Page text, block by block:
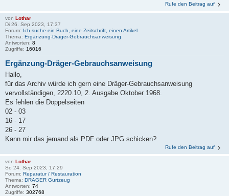
Rufe den Beitrag auf
von Lothar
Di 26. Sep 2023, 17:37
Forum: Ich suche ein Buch, eine Zeitschrift, einen Artikel
Thema: Ergänzung-Dräger-Gebrauchsanweisung
Antworten: 8
Zugriffe: 16016
Ergänzung-Dräger-Gebrauchsanweisung
Hallo,
für das Archiv würde ich gern eine Dräger-Gebrauchsanweisung
vervollständigen, 2220.10, 2. Ausgabe Oktober 1968.
Es fehlen die Doppelseiten
02 - 03
16 - 17
26 - 27
Kann mir das jemand als PDF oder JPG schicken?
Rufe den Beitrag auf
von Lothar
So 24. Sep 2023, 17:29
Forum: Reparatur / Restauration
Thema: DRÄGER Gurtzeug
Antworten: 74
Zugriffe: 302768